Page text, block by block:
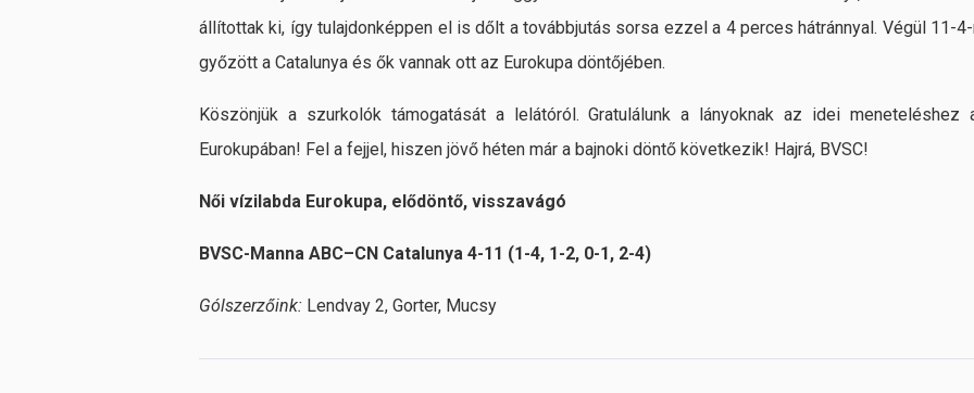
állítottak ki, így tulajdonképpen el is dőlt a továbbjutás sorsa ezzel a 4 perces hátránnyal. Végül 11-
győzött a Catalunya és ők vannak ott az Eurokupa döntőjében.
Köszönjük a szurkolók támogatását a lelátóról. Gratulálunk a lányoknak az idei meneteléshez
Eurokupában! Fel a fejjel, hiszen jövő héten már a bajnoki döntő következik! Hajrá, BVSC!
Női vízilabda Eurokupa, elődöntő, visszavágó
BVSC-Manna ABC–CN Catalunya 4-11 (1-4, 1-2, 0-1, 2-4)
Gólszerzőink: Lendvay 2, Gorter, Mucsy